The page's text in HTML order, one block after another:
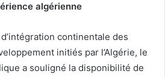
algérienne
continentale des
initiés par l’Algérie, le
a souligné la disponibilité de